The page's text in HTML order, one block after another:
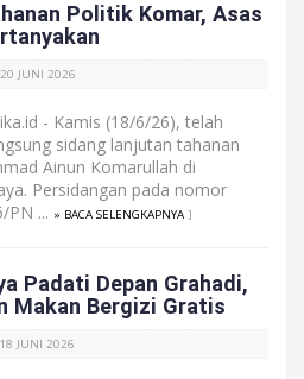
Politik Komar, Asas
20 JUNI 2026
- Kamis (18/6/26), telah
sidang lanjutan tahanan
Ainun Komarullah di
Persidangan pada nomor
PN ... » BACA SELENGKAPNYA ]
Padati Depan Grahadi,
Makan Bergizi Gratis
JUNI 2026